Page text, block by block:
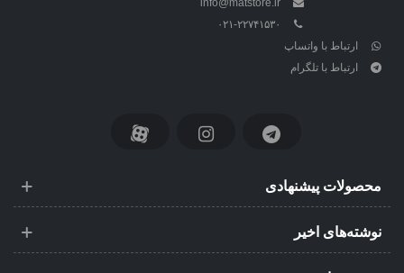
info@matstore.ir
۰۲۱-۲۲۷۴۱۵۳۰
ارتباط با واتساپ
ارتباط با تلگرام
محصولات پیشنهادی
نوشته‌های اخیر